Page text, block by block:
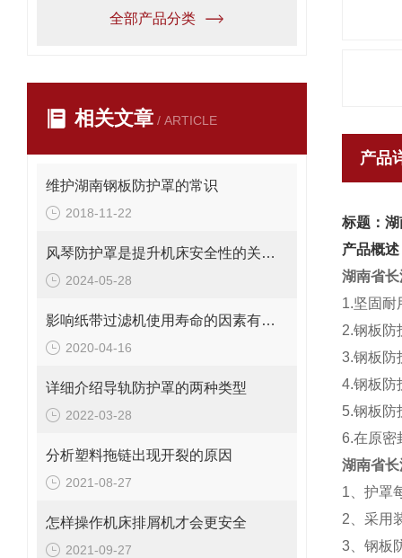
全部产品分类
相关文章 / ARTICLE
维护湖南钢板防护罩的常识
2018-11-22
风琴防护罩是提升机床安全性的关键因素
2024-05-28
影响纸带过滤机使用寿命的因素有哪些？
2020-04-16
详细介绍导轨防护罩的两种类型
2022-03-28
分析塑料拖链出现开裂的原因
2021-08-27
怎样操作机床排屑机才会更安全
2021-09-27
产品
标题：
产品概述
湖南省
1.坚固耐
2.钢板防
3.钢板防
4.钢板防
5.钢板防
6.在原
湖南省
1、护罩
2、采用
3、钢板